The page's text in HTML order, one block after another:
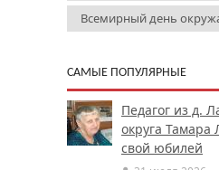
Всемирный день
САМЫЕ ПОПУЛЯРНЫЕ
Педагог из д.
округа Тамара
свой юбилей